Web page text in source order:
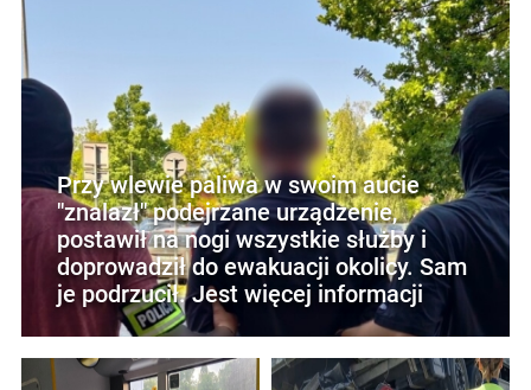
Przy wlewie paliwa w swoim aucie
"znalazł" podejrzane urządzenie,
postawił na nogi wszystkie służby i
doprowadził do ewakuacji okolicy. Sam
je podrzucił. Jest więcej informacji